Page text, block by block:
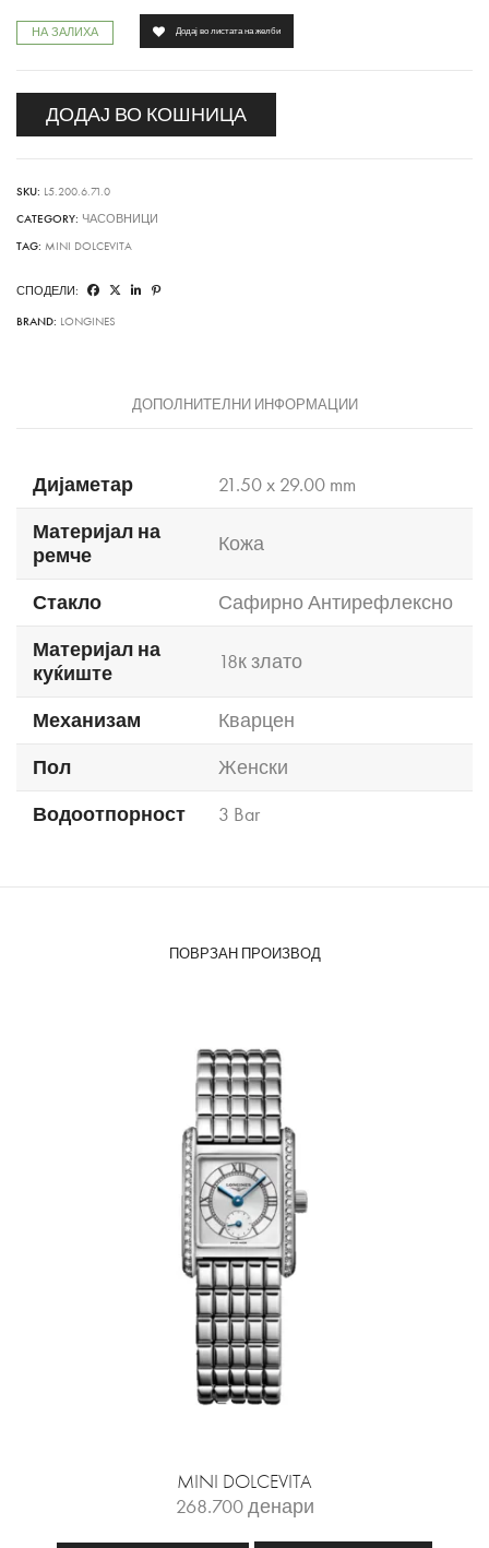
НА ЗАЛИХА
ДОДАЈ ВО КОШНИЦА
Додај во листата на желби
SKU: L5.200.6.71.0
CATEGORY: ЧАСОВНИЦИ
TAG: MINI DOLCEVITA
СПОДЕЛИ:
BRAND: LONGINES
ДОПОЛНИТЕЛНИ ИНФОРМАЦИИ
Дијаметар
21.50 x 29.00 mm
Материјал на
ремче
Кожа
Стакло
Сафирно Антирефлексно
Материјал на
куќиште
18к злато
Механизам
Кварцен
Пол
Женски
Водоотпорност
3 Bar
ПОВРЗАН ПРОИЗВОД
MINI DOLCEVITA
268.700денари